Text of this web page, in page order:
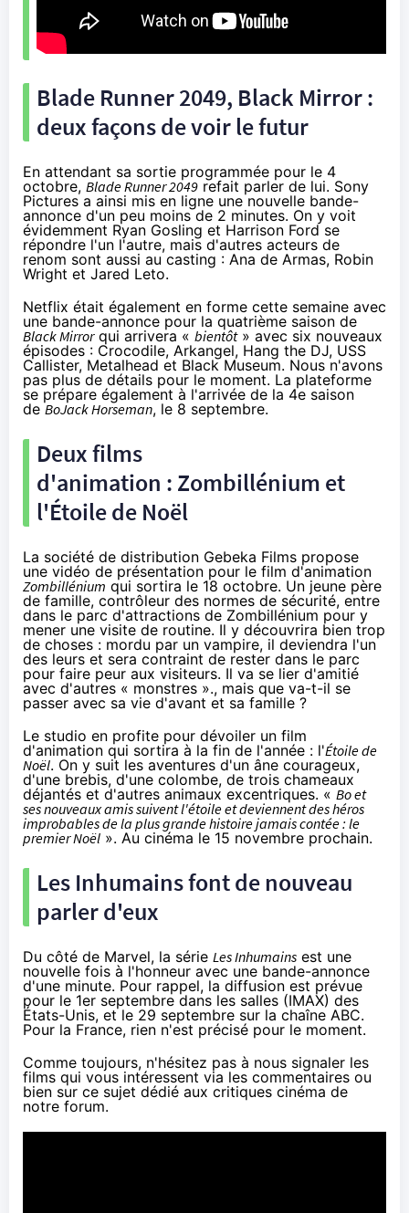
Blade Runner 2049, Black Mirror :
deux façons de voir le futur
En attendant sa sortie programmée pour le 4
octobre, Blade Runner 2049 refait parler de lui. Sony
Pictures a ainsi mis en ligne une nouvelle bande-
annonce d'un peu moins de 2 minutes. On y voit
évidemment Ryan Gosling et Harrison Ford se
répondre l'un l'autre, mais d'autres acteurs de
renom sont aussi au casting : Ana de Armas, Robin
Wright et Jared Leto.
Netflix était également en forme cette semaine avec
une bande-annonce pour la quatrième saison de
Black Mirrorqui arrivera « bientôt» avec six nouveaux
épisodes : Crocodile, Arkangel, Hang the DJ, USS
Callister, Metalhead et Black Museum. Nous n'avons
pas plus de détails pour le moment. La plateforme
se prépare également à l'arrivée de la 4e saison
deBoJack Horseman, le 8 septembre.
Deux films
d'animation : Zombillénium et
l'Étoile de Noël
La société de distribution Gebeka Films propose
une vidéo de présentation pour le film d'animation
Zombillénium qui sortira le 18 octobre. Un jeune père
de famille, contrôleur des normes de sécurité, entre
dans le parc d'attractions de Zombillénium pour y
mener une visite de routine. Il y découvrira bien trop
de choses : mordu par un vampire, il deviendra l'un
des leurs et sera contraint de rester dans le parc
pour faire peur aux visiteurs. Il va se lier d'amitié
avec d'autres « monstres »., mais que va-t-il se
passer avec sa vie d'avant et sa famille ?
Le studio en profite pour dévoiler un film
d'animation qui sortira à la fin de l'année : l'Étoile de
Noël. On y suit les aventures d'un âne courageux,
d'une brebis, d'une colombe, de trois chameaux
déjantés et d'autres animaux excentriques. « Bo et
ses nouveaux amis suivent l'étoile et deviennent des héros
improbables de la plus grande histoire jamais contée : le
premier Noël ». Au cinéma le 15 novembre prochain.
Les Inhumains font de nouveau
parler d'eux
Du côté de Marvel, la série Les Inhumains est une
nouvelle fois à l'honneur avec une bande-annonce
d'une minute. Pour rappel, la diffusion est prévue
pour le 1er septembre dans les salles (IMAX) des
États-Unis, et le 29 septembre sur la chaîne ABC.
Pour la France, rien n'est précisé pour le moment.
Comme toujours, n'hésitez pas à nous signaler les
films qui vous intéressent via les commentaires ou
bien sur ce sujet dédié aux critiques cinéma de
notre forum.